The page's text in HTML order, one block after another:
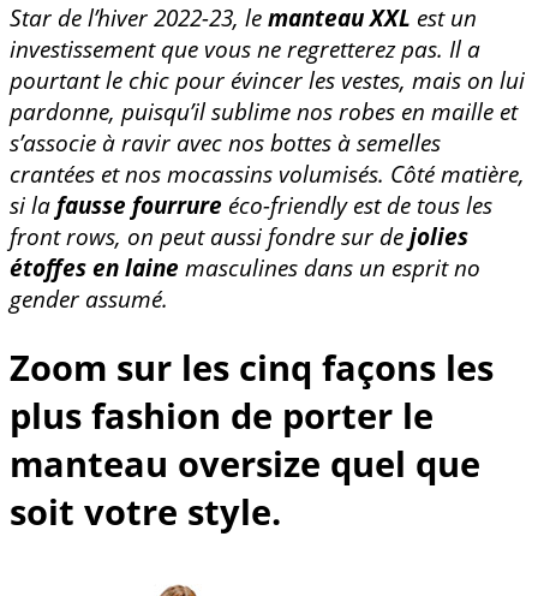
Star de l’hiver 2022-23, lemanteau XXL est un
investissement que vous ne regretterez pas. Il a
pourtant le chic pour évincer les vestes, mais on lui
pardonne, puisqu’il sublime nos robes en maille et
s’associe à ravir avec nos bottes à semelles
crantées et nos mocassins volumisés. Côté matière,
si la fausse fourrure éco-friendly est de tous les
front rows, on peut aussi fondre sur dejolies
étoffes en laine masculines dans un esprit no
gender assumé.
Zoom sur les cinq façons les
plus fashion de porter le
manteau oversize quel que
soit votre style.